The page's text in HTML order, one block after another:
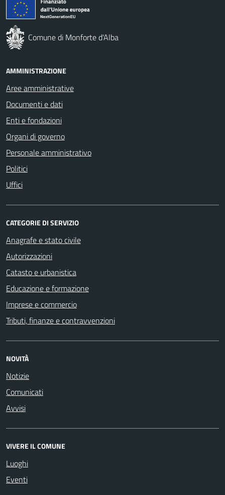
Comune di Monforte d'Alba
AMMINISTRAZIONE
Aree amministrative
Documenti e dati
Enti e fondazioni
Organi di governo
Personale amministrativo
Politici
Uffici
CATEGORIE DI SERVIZIO
Anagrafe e stato civile
Autorizzazioni
Catasto e urbanistica
Educazione e formazione
Imprese e commercio
Tributi, finanze e contravvenzioni
NOVITÀ
Notizie
Comunicati
Avvisi
VIVERE IL COMUNE
Luoghi
Eventi